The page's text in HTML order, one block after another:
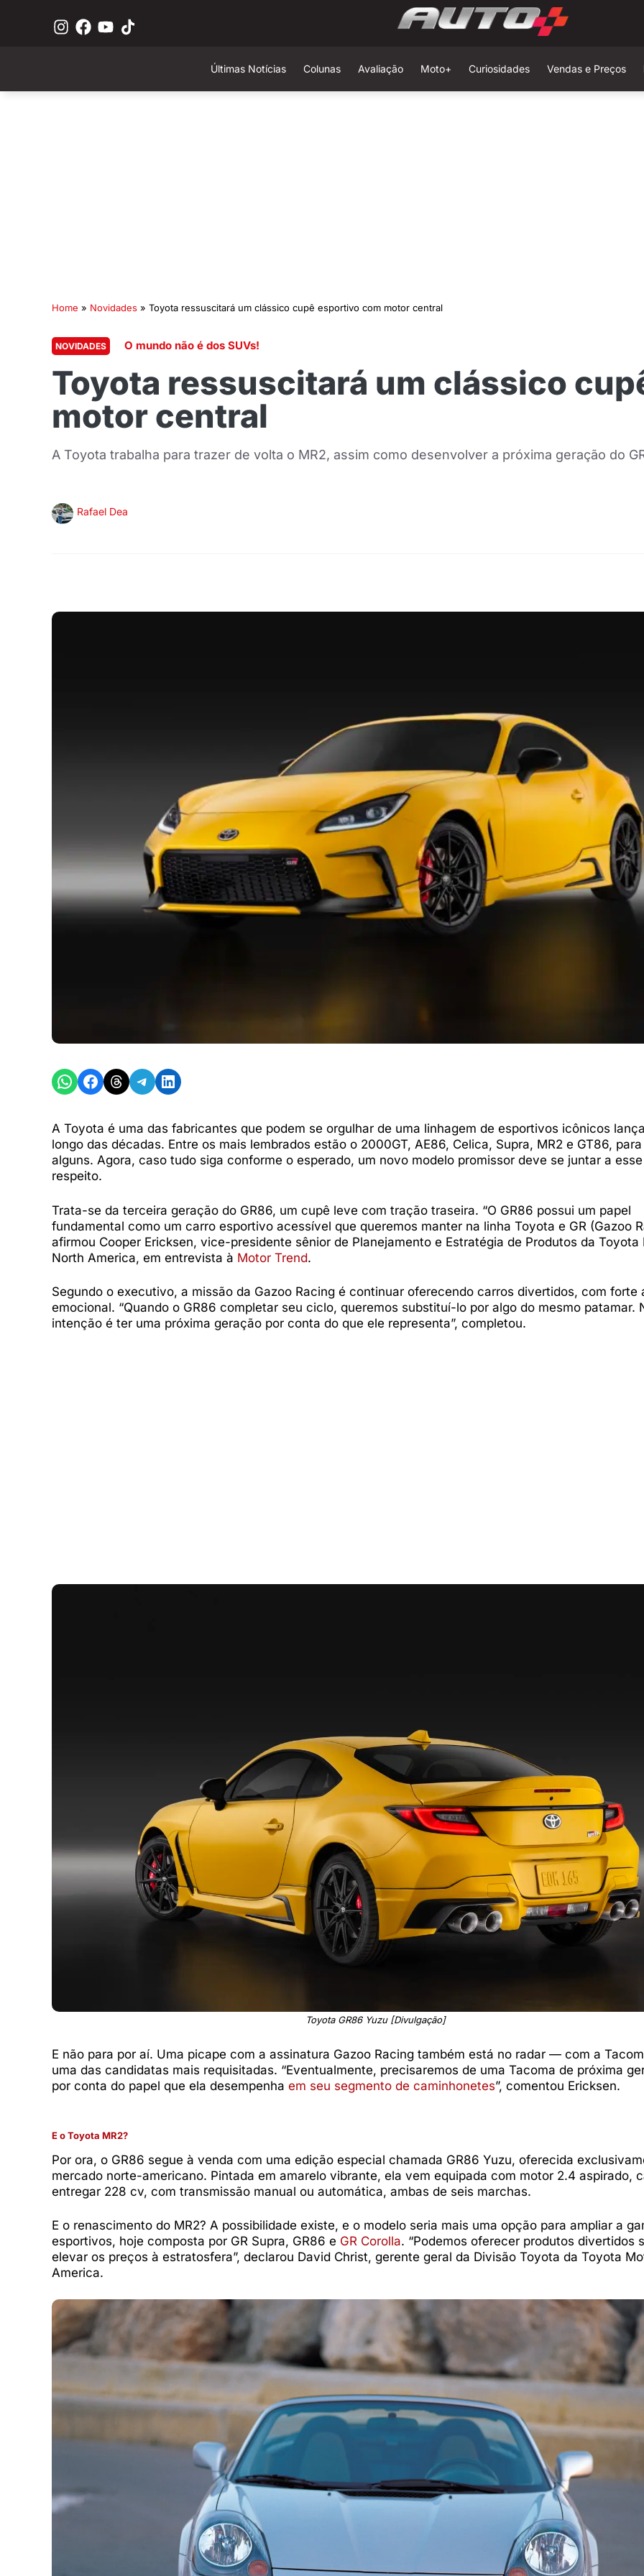
Últimas Notícias Colunas Avaliação Moto+ Curiosidades Vendas e Preços
Home » Novidades » Toyota ressuscitará um clássico cupê esportivo com motor central
NOVIDADES O mundo não é dos SUVs!
Toyota ressuscitará um clássico
motor central
A Toyota trabalha para trazer de volta o MR2, assim como desenvolver a próxima geração do
Rafael Dea
Share on WhatsApp
Share on Facebook
Share on Threads
Share on Telegram
Share on LinkedIn
A Toyota é uma das fabricantes que podem se orgulhar de uma linhagem de esportivos icônicos
longo das décadas. Entre os mais lembrados estão o 2000GT, AE86, Celica, Supra, MR2 e GT86,
alguns. Agora, caso tudo siga conforme o esperado, um novo modelo promissor deve se juntar a
respeito.
Trata-se da terceira geração do GR86, um cupê leve com tração traseira. “O GR86 possui um papel
fundamental como um carro esportivo acessível que queremos manter na linha Toyota e GR (Gazoo
afirmou Cooper Ericksen, vice-presidente sênior de Planejamento e Estratégia de Produtos da Toyota
North America, em entrevista à Motor Trend.
Segundo o executivo, a missão da Gazoo Racing é continuar oferecendo carros divertidos, com forte
emocional. “Quando o GR86 completar seu ciclo, queremos substituí-lo por algo do mesmo patamar.
intenção é ter uma próxima geração por conta do que ele representa”, completou.
Toyota GR86 Yuzu [Divulgação]
E não para por aí. Uma picape com a assinatura Gazoo Racing também está no radar — com a
uma das candidatas mais requisitadas. “Eventualmente, precisaremos de uma Tacoma de próxima
por conta do papel que ela desempenha em seu segmento de caminhonetes”, comentou Ericksen.
E o Toyota MR2?
Por ora, o GR86 segue à venda com uma edição especial chamada GR86 Yuzu, oferecida
mercado norte-americano. Pintada em amarelo vibrante, ela vem equipada com motor 2.4 aspirado,
entregar 228 cv, com transmissão manual ou automática, ambas de seis marchas.
E o renascimento do MR2? A possibilidade existe, e o modelo seria mais uma opção para ampliar a
esportivos, hoje composta por GR Supra, GR86 e GR Corolla. “Podemos oferecer produtos divertidos
elevar os preços à estratosfera”, declarou David Christ, gerente geral da Divisão Toyota da Toyota
America.